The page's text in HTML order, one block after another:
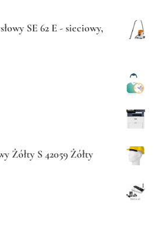
SE 62 E - sieciowy,
Żółty S 42059 Żółty